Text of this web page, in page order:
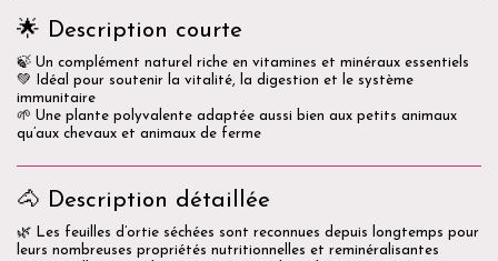
🌟 Description courte
🍃 Un complément naturel riche en vitamines et minéraux essentiels
💚 Idéal pour soutenir la vitalité, la digestion et le système
immunitaire
🌱 Une plante polyvalente adaptée aussi bien aux petits animaux
qu’aux chevaux et animaux de ferme
🐴 Description détaillée
🌿 Les feuilles d’ortie séchées sont reconnues depuis longtemps pour
leurs nombreuses propriétés nutritionnelles et reminéralisantes